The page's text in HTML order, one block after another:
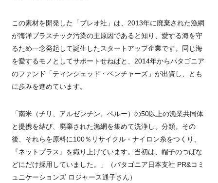
この素材を開発した「ブレオ社」は、2013年に廃棄された漁網
が海洋プラスチック汚染の主原因であると知り、愛する海を守
るため一念発起して誕生したスタートアップ企業です。同じ海
を愛するモノとしてサポートせねばと、2014年からパタゴニア
のファンド「ティンシェッド・ベンチャーズ」が出資し、とも
に歩みを進めています。
「南米（チリ、アルゼンチン、ペルー）の50以上の漁業共同体
と提携を結び、廃棄された漁網を集めて洗浄し、分類。その
後、それらを原料に100％リサイクル・ナイロン糸をつくり、
『ネットプラス』を織り上げています。当初は、帽子のつばな
どにだけ採用していました。」（パタゴニア日本支社 PR&コミ
ュニケーションズ ロジャース通子さん）